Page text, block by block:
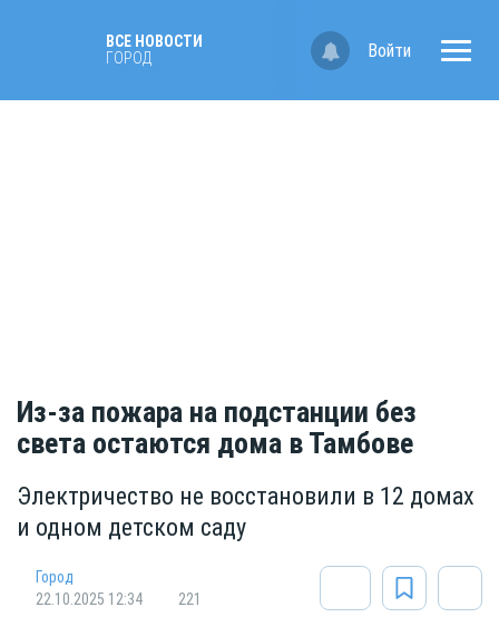
ВСЕ НОВОСТИ
ГОРОД
Войти
Из-за пожара на подстанции без
света остаются дома в Тамбове
Электричество не восстановили в 12 домах
и одном детском саду
Город
22.10.2025 12:34
221